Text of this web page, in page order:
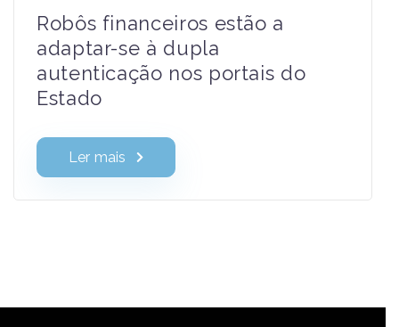
Robôs financeiros estão a
adaptar-se à dupla
autenticação nos portais do
Estado
Ler mais